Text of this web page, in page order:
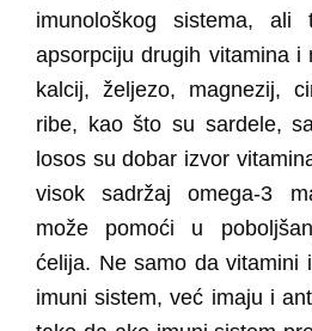
imunološkog sistema, ali
apsorpciju drugih vitamina i
kalcij, željezo, magnezij,
ribe, kao što su sardele,
losos su dobar izvor
visok sadržaj omega-3
može pomoći u
ćelija. Ne samo da vitamini
imuni sistem, već imaju i